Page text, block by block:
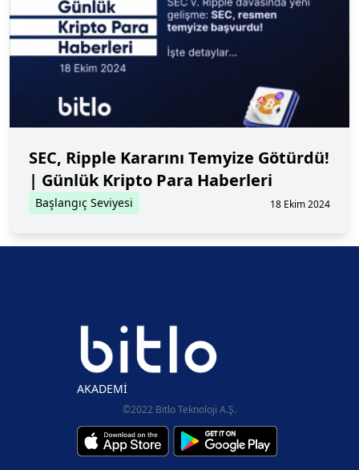
SEC, Ripple Kararını Temyize Götürdü!
| Günlük Kripto Para Haberleri
Başlangıç Seviyesi 18 Ekim 2024
AKADEMİ
©2022 Bitlo Teknoloji A.Ş.